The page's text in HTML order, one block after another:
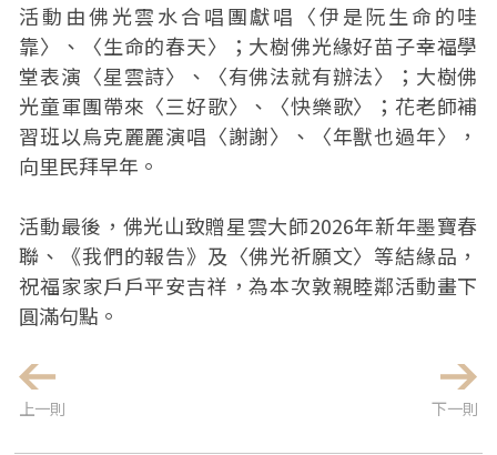
活動由佛光雲水合唱團獻唱〈伊是阮生命的哇
靠〉、〈生命的春天〉；大樹佛光緣好苗子幸福學
堂表演〈星雲詩〉、〈有佛法就有辦法〉；大樹佛
光童軍團帶來〈三好歌〉、〈快樂歌〉；花老師補
習班以烏克麗麗演唱〈謝謝〉、〈年獸也過年〉，
向里民拜早年。
活動最後，佛光山致贈星雲大師2026年新年墨寶春
聯、《我們的報告》及〈佛光祈願文〉等結緣品，
祝福家家戶戶平安吉祥，為本次敦親睦鄰活動畫下
圓滿句點。
上一則 下一則